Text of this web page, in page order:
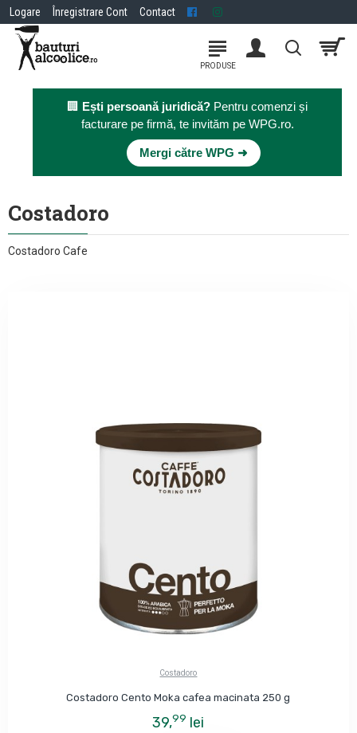
Logare Înregistrare Cont Contact
🏢 Ești persoană juridică? Pentru comenzi și
facturare pe firmă, te invităm pe WPG.ro.
Mergi către WPG ➜
Costadoro
Costadoro Cafe
Costadoro
Costadoro Cento Moka cafea macinata 250 g
39,99 lei